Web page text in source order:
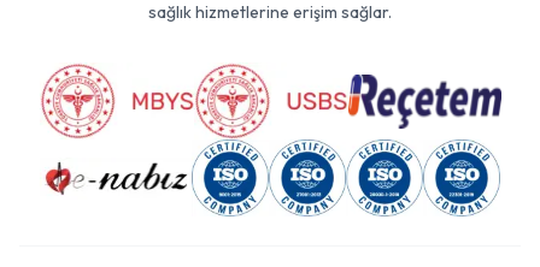
sağlık hizmetlerine erişim sağlar.